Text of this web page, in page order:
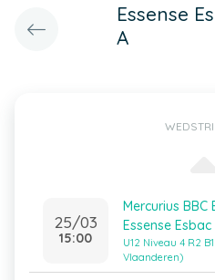
Essense
A
25/03
15:00
Mercurius BBC
Essense Esbac
U12 Niveau 4 R2
Vlaanderen)